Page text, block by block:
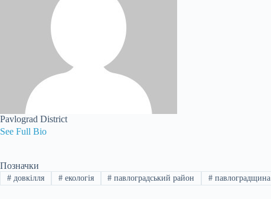
Pavlograd District
See Full Bio
Позначки
#довкілля #екологія # павлоградський район # павлоградщина